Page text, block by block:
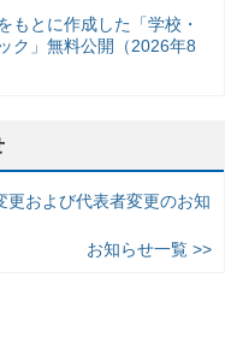
もとに作成した「学校・
ク」無料公開（2026年8
更および代表者変更のお知
お知らせ一覧 >>